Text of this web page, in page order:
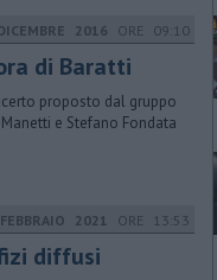
2016 ORE 09:10
di Baratti
proposto dal gruppo
e Stefano Fondata
2021 ORE 13:53
diffusi